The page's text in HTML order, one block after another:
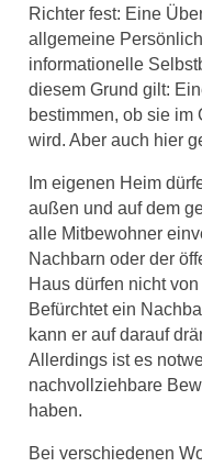
Richter fest: Eine
allgemeine
informationelle
diesem Grund gilt:
bestimmen, ob sie im
wird. Aber auch hier
Im eigenen Heim
außen und auf dem
alle Mitbewohner
Nachbarn oder der
Haus dürfen nicht
Befürchtet ein
kann er auf darauf
Allerdings ist es
nachvollziehbare
haben.
Bei verschiedenen